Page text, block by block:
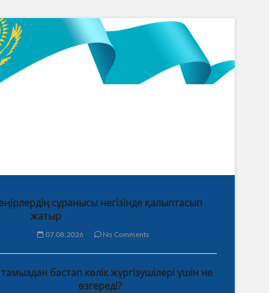
сұранысы негізінде қалыптасып
жатыр
07.08.2026 No Comments
бастап көлік жүргізушілері үшін не
өзгереді?